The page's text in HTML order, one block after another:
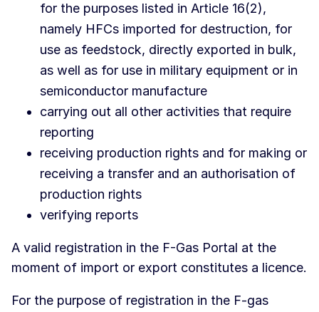
for the purposes listed in Article 16(2),
namely HFCs imported for destruction, for
use as feedstock, directly exported in bulk,
as well as for use in military equipment or in
semiconductor manufacture
carrying out all other activities that require
reporting
receiving production rights and for making or
receiving a transfer and an authorisation of
production rights
verifying reports
A valid registration in the F-Gas Portal at the
moment of import or export constitutes a licence.
For the purpose of registration in the F-gas